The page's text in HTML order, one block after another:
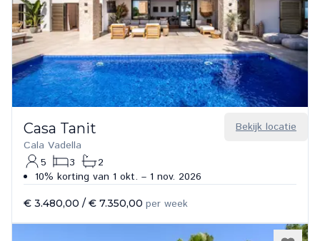
Bekijk locatie
Casa Tanit
Cala Vadella
5
3
2
10% korting van 1 okt. – 1 nov. 2026
€ 3.480,00 / € 7.350,00 per week